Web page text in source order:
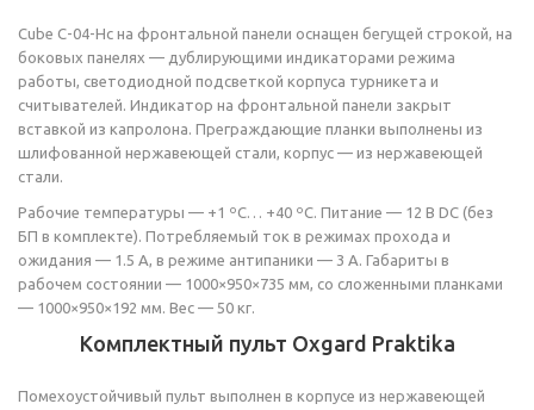
Cube С-04-Hc на фронтальной панели оснащен бегущей строкой, на
боковых панелях — дублирующими индикаторами режима
работы, светодиодной подсветкой корпуса турникета и
считывателей. Индикатор на фронтальной панели закрыт
вставкой из капролона. Преграждающие планки выполнены из
шлифованной нержавеющей стали, корпус — из нержавеющей
стали.
Рабочие температуры — +1 ºС… +40 ºС. Питание — 12 В DC (без
БП в комплекте). Потребляемый ток в режимах прохода и
ожидания — 1.5 А, в режиме антипаники — 3 А. Габариты в
рабочем состоянии — 1000×950×735 мм, со сложенными планками
— 1000×950×192 мм. Вес — 50 кг.
Комплектный пульт Oxgard Praktika
Помехоустойчивый пульт выполнен в корпусе из нержавеющей